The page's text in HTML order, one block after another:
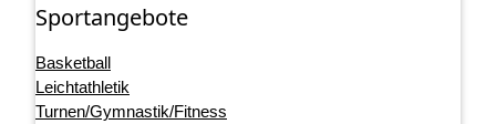
Sportangebote
Basketball
Leichtathletik
Turnen/Gymnastik/Fitness